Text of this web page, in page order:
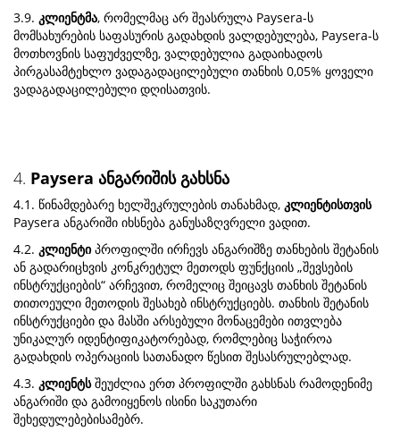
3.9. კლიენტმა, რომელმაც არ შეასრულა Paysera-ს
მომსახურების საფასურის გადახდის ვალდებულება, Paysera-ს
მოთხოვნის საფუძველზე, ვალდებულია გადაიხადოს
პირგასამტეხლო ვადაგადაცილებული თანხის 0,05% ყოველი
ვადაგადაცილებული დღისათვის.
4. Paysera ანგარიშის გახსნა
4.1. წინამდებარე ხელშეკრულების თანახმად, კლიენტისთვის
Paysera ანგარიში იხსნება განუსაზღვრელი ვადით.
4.2. კლიენტი პროფილში ირჩევს ანგარიშზე თანხების შეტანის
ან გადარიცხვის კონკრეტულ მეთოდს ფუნქციის „შევსების
ინსტრუქციების“ არჩევით, რომელიც შეიცავს თანხის შეტანის
თითოეული მეთოდის შესახებ ინსტრუქციებს. თანხის შეტანის
ინსტრუქციები და მასში არსებული მონაცემები ითვლება
უნიკალურ იდენტიფიკატორებად, რომლებიც საჭიროა
გადახდის ოპერაციის სათანადო წესით შესასრულებლად.
4.3. კლიენტსშეუძლია ერთ პროფილში გახსნას რამოდენიმე
ანგარიში და გამოიყენოს ისინი საკუთარი
შეხედულებებისამებრ.